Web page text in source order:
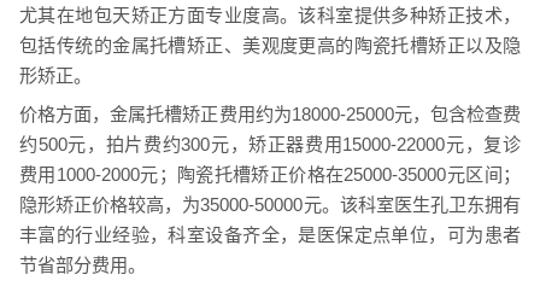
尤其在地包天矫正方面专业度高。该科室提供多种矫正技术，
包括传统的金属托槽矫正、美观度更高的陶瓷托槽矫正以及隐
形矫正。
价格方面，金属托槽矫正费用约为18000-25000元，包含检查费
约500元，拍片费约300元，矫正器费用15000-22000元，复诊
费用1000-2000元；陶瓷托槽矫正价格在25000-35000元区间；
隐形矫正价格较高，为35000-50000元。该科室医生孔卫东拥有
丰富的行业经验，科室设备齐全，是医保定点单位，可为患者
节省部分费用。